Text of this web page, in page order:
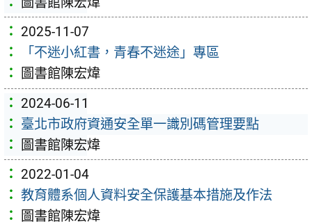
2025-11-07
「不迷小紅書，青春不迷途」專區
圖書館陳宏煒
2024-06-11
臺北市政府資通安全單一識別碼管理要點
圖書館陳宏煒
2022-01-04
教育體系個人資料安全保護基本措施及作法
圖書館陳宏煒